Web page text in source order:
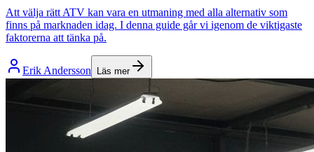
Att välja rätt ATV kan vara en utmaning med alla alternativ som
finns på marknaden idag. I denna guide går vi igenom de viktigaste
faktorerna att tänka på.
Erik Andersson Läs mer